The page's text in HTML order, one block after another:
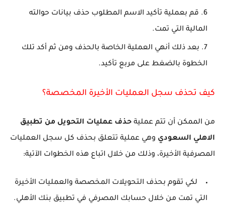
قم بعملية تأكيد الاسم المطلوب حذف بيانات حوالته
المالية التي تمت.
بعد ذلك أنهي العملية الخاصة بالحذف ومن ثم أكد تلك
الخطوة بالضغط على مربع تأكيد.
كيف تحذف سجل العمليات الأخيرة المخصصة؟
من الممكن أن تتم عملية حذف عمليات التحويل من تطبيق
الاهلي السعودي وهي عملية تتعلق بحذف كل سجل العمليات
المصرفية الأخيرة، وذلك من خلال اتباع هذه الخطوات الآتية:
لكي تقوم بحذف التحويلات المخصصة والعمليات الأخيرة
التي تمت من خلال حسابك المصرفي في تطبيق بنك الأهلي.